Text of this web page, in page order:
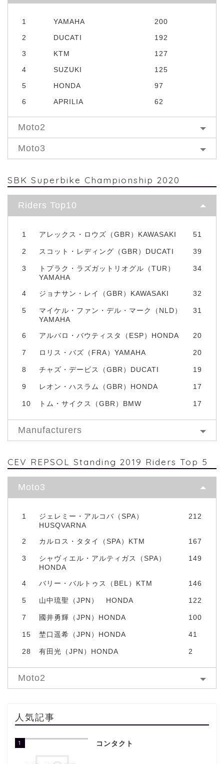
1 YAMAHA
200
2
DUCATI
192
3
KTM
127
4
SUZUKI
125
5
HONDA
97
6
APRILIA 62
Moto2
Moto3
SBK Superbike Championship 2020
Riders Top10
1 アレックス・ロウズ（GBR）KAWASAKI 51
2 スコット・レディング（GBR）DUCATI 39
3
トプラク・ラズガットリオグル（TUR）
YAMAHA
34
4 ジョナサン・レイ（GBR）KAWASAKI 32
5
マイケル・ファン・デル・マーク（NLD）
YAMAHA
31
6 アルバロ・バウティスタ（ESP）HONDA 20
7 ロリス・バズ（FRA）YAMAHA 20
8 チャズ・デービス（GBR）DUCATI 19
9 レオン・ハスラム（GBR）HONDA 17
10 トム・サイクス（GBR）BMW 17
Manufacturers
CEV REPSOL Standing 2019 Riders Top 5
Moto3
1
ジェレミー・アルコバ（SPA）
HUSQVARNA
212
2 カルロス・タタイ（SPA）KTM 167
3
シャヴィエル・アルティガス（SPA）
HONDA
149
4 バリー・バルトゥス（BEL）KTM 146
5 山中琉聖（JPN） HONDA 122
7 國井勇輝（JPN）HONDA 100
15 埜口遥希（JPN）HONDA 41
28 有田光（JPN）HONDA 2
Moto2
人気記事
1 コンタクト